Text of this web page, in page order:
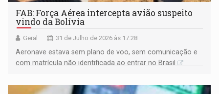
FAB: Força Aérea intercepta avião suspeito
vindo da Bolívia
Geral 31 de Julho de 2026 às 17:28
Aeronave estava sem plano de voo, sem comunicação e
com matrícula não identificada ao entrar no Brasil